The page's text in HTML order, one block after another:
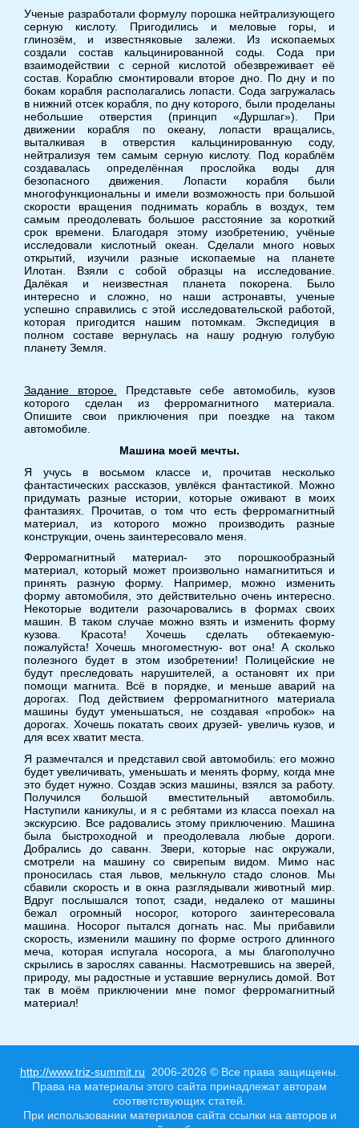
Ученые разработали формулу порошка нейтрализующего
серную кислоту. Пригодились и меловые горы, и
глинозём, и известняковые залежи. Из ископаемых
создали состав кальцинированной соды. Сода при
взаимодействии с серной кислотой обезвреживает её
состав. Кораблю смонтировали второе дно. По дну и по
бокам корабля располагались лопасти. Сода загружалась
в нижний отсек корабля, по дну которого, были проделаны
небольшие отверстия (принцип «Дуршлаг»). При
движении корабля по океану, лопасти вращались,
выталкивая в отверстия кальцинированную соду,
нейтрализуя тем самым серную кислоту. Под кораблём
создавалась определённая прослойка воды для
безопасного движения. Лопасти корабля были
многофункциональны и имели возможность при большой
скорости вращения поднимать корабль в воздух, тем
самым преодолевать большое расстояние за короткий
срок времени. Благодаря этому изобретению, учёные
исследовали кислотный океан. Сделали много новых
открытий, изучили разные ископаемые на планете
Илотан. Взяли с собой образцы на исследование.
Далёкая и неизвестная планета покорена. Было
интересно и сложно, но наши астронавты, ученые
успешно справились с этой исследовательской работой,
которая пригодится нашим потомкам. Экспедиция в
полном составе вернулась на нашу родную голубую
планету Земля.
Задание второе. Представьте себе автомобиль, кузов
которого сделан из ферромагнитного материала.
Опишите свои приключения при поездке на таком
автомобиле.
Машина моей мечты.
Я учусь в восьмом классе и, прочитав несколько
фантастических рассказов, увлёкся фантастикой. Можно
придумать разные истории, которые оживают в моих
фантазиях. Прочитав, о том что есть ферромагнитный
материал, из которого можно производить разные
конструкции, очень заинтересовало меня.
Ферромагнитный материал- это порошкообразный
материал, который может произвольно намагнититься и
принять разную форму. Например, можно изменить
форму автомобиля, это действительно очень интересно.
Некоторые водители разочаровались в формах своих
машин. В таком случае можно взять и изменить форму
кузова. Красота! Хочешь сделать обтекаемую-
пожалуйста! Хочешь многоместную- вот она! А сколько
полезного будет в этом изобретении! Полицейские не
будут преследовать нарушителей, а остановят их при
помощи магнита. Всё в порядке, и меньше аварий на
дорогах. Под действием ферромагнитного материала
машины будут уменьшаться, не создавая «пробок» на
дорогах. Хочешь покатать своих друзей- увеличь кузов, и
для всех хватит места.
Я размечтался и представил свой автомобиль: его можно
будет увеличивать, уменьшать и менять форму, когда мне
это будет нужно. Создав эскиз машины, взялся за работу.
Получился большой вместительный автомобиль.
Наступили каникулы, и я с ребятами из класса поехал на
экскурсию. Все радовались этому приключению. Машина
была быстроходной и преодолевала любые дороги.
Добрались до саванн. Звери, которые нас окружали,
смотрели на машину со свирепым видом. Мимо нас
проносилась стая львов, мелькнуло стадо слонов. Мы
сбавили скорость и в окна разглядывали животный мир.
Вдруг послышался топот, сзади, недалеко от машины
бежал огромный носорог, которого заинтересовала
машина. Носорог пытался догнать нас. Мы прибавили
скорость, изменили машину по форме острого длинного
меча, которая испугала носорога, а мы благополучно
скрылись в зарослях саванны. Насмотревшись на зверей,
природу, мы радостные и уставшие вернулись домой. Вот
так в моём приключении мне помог ферромагнитный
материал!
http://www.triz-summit.ru 2006-2026 © Все права защищены.
Права на материалы этого сайта принадлежат авторам
соответствующих статей.
При использовании материалов сайта ссылки на авторов и